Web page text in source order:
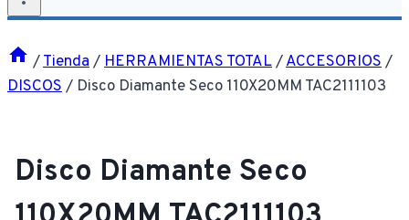
/Tienda/HERRAMIENTAS TOTAL/ACCESORIOS/
DISCOS/ Disco Diamante Seco 110X20MM TAC2111103
Disco Diamante Seco